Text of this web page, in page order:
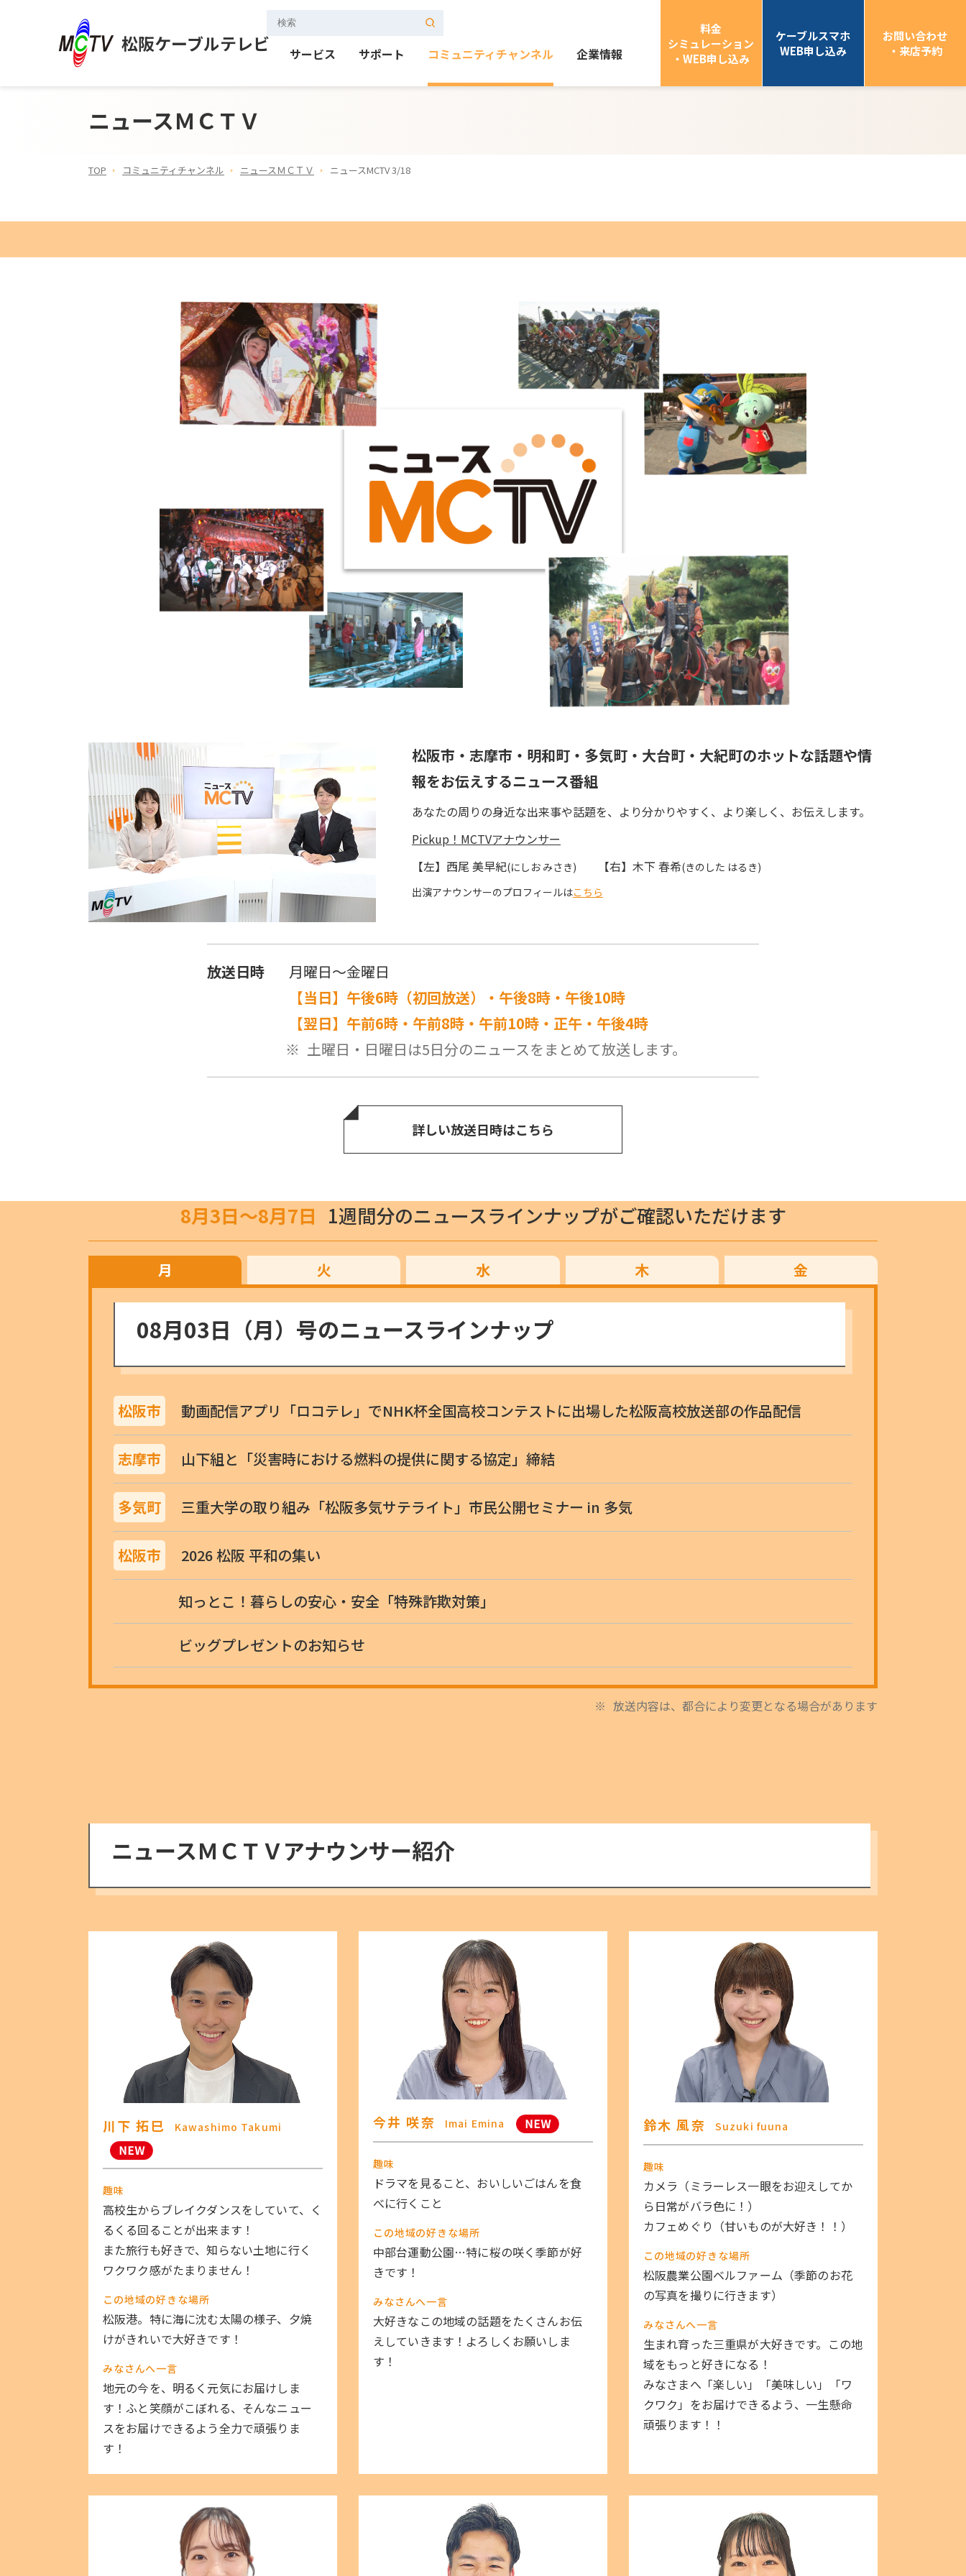
松阪ケーブルテレビ サービス サポート コミュニティチャンネル 企業情報
料金
シミュレーション
・WEB申し込み
ケーブルスマホ
WEB申し込み
お問い合わせ
・来店予約
ニュースＭＣＴＶ
TOP コミュニティチャンネル ニュースＭＣＴＶ ニュースMCTV 3/18
松阪市・志摩市・明和町・多気町・大台町・大紀町のホットな話題や情
報をお伝えするニュース番組
あなたの周りの身近な出来事や話題を、より分かりやすく、より楽しく、お伝えします。
Pickup！MCTVアナウンサー
【左】西尾 美早紀(にしお みさき) 【右】木下 春希(きのした はるき)
出演アナウンサーのプロフィールはこちら
放送日時
月曜日～金曜日
【当日】午後6時（初回放送）・午後8時・午後10時
【翌日】午前6時・午前8時・午前10時・正午・午後4時
土曜日・日曜日は5日分のニュースをまとめて放送します。
詳しい放送日時はこちら
8月3日〜8月7日 1週間分のニュースラインナップがご確認いただけます
月 火 水 木 金
08月03日（月）号のニュースラインナップ
松阪市 動画配信アプリ「ロコテレ」でNHK杯全国高校コンテストに出場した松阪高校放送部の作品配信
志摩市 山下組と「災害時における燃料の提供に関する協定」締結
多気町 三重大学の取り組み「松阪多気サテライト」市民公開セミナー in 多気
松阪市 2026 松阪 平和の集い
知っとこ！暮らしの安心・安全「特殊詐欺対策」
ビッグプレゼントのお知らせ
放送内容は、都合により変更となる場合があります
ニュースＭＣＴＶアナウンサー紹介
川下 拓巳 Kawashimo Takumi
趣味
高校生からブレイクダンスをしていて、く
るくる回ることが出来ます！
また旅行も好きで、知らない土地に行く
ワクワク感がたまりません！
この地域の好きな場所
松阪港。特に海に沈む太陽の様子、夕焼
けがきれいで大好きです！
みなさんへ一言
地元の今を、明るく元気にお届けしま
す！ふと笑顔がこぼれる、そんなニュー
スをお届けできるよう全力で頑張りま
す！
今井 咲奈 Imai Emina
趣味
ドラマを見ること、おいしいごはんを食
べに行くこと
この地域の好きな場所
中部台運動公園…特に桜の咲く季節が好
きです！
みなさんへ一言
大好きなこの地域の話題をたくさんお伝
えしていきます！よろしくお願いしま
す！
鈴木 風奈 Suzuki fuuna
趣味
カメラ（ミラーレス一眼をお迎えしてか
ら日常がバラ色に！）
カフェめぐり（甘いものが大好き！！）
この地域の好きな場所
松阪農業公園ベルファーム（季節のお花
の写真を撮りに行きます）
みなさんへ一言
生まれ育った三重県が大好きです。この地
域をもっと好きになる！
みなさまへ「楽しい」「美味しい」「ワ
クワク」をお届けできるよう、一生懸命
頑張ります！！